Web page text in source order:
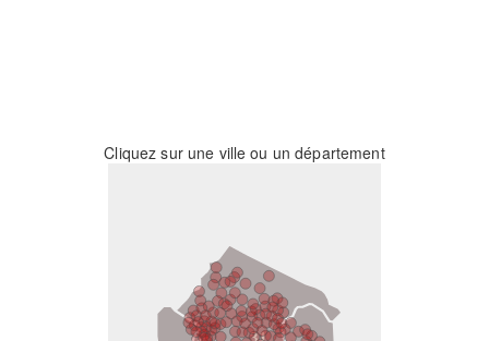
Cliquez sur une ville ou un département